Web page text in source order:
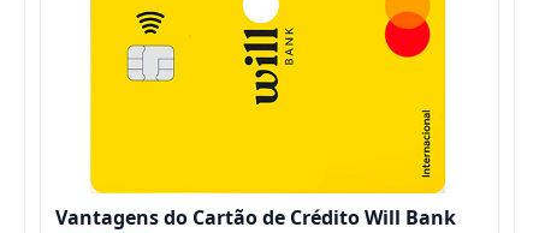
Vantagens do Cartão de Crédito Will Bank